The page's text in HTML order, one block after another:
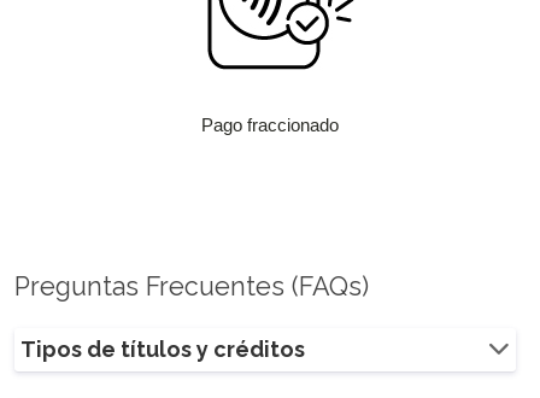
Pago fraccionado
Preguntas Frecuentes (FAQs)
Tipos de títulos y créditos